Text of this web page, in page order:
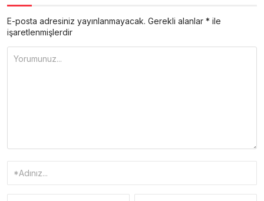
E-posta adresiniz yayınlanmayacak. Gerekli alanlar * ile
işaretlenmişlerdir